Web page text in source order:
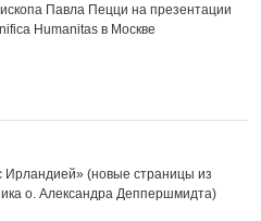
Павла Пецци на презентации
Нumanitas в Москве
Ирландией» (новые страницы из
о. Александра Деппершмидта)